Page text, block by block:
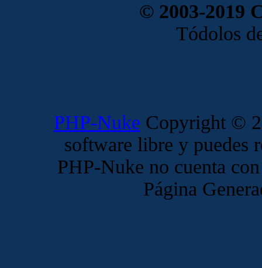
© 2003-2019
Tódolos
PHP-Nuke Copyright ©
software libre y
PHP-Nuke no cuenta
Página